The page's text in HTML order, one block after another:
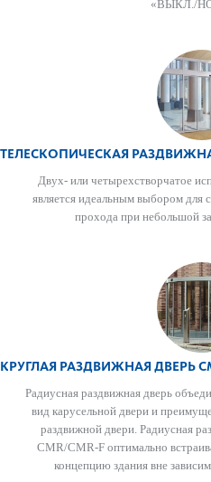
«ВЫКЛ./
ТЕЛЕСКОПИЧЕСКАЯ
Двух- или чет­ырехствор­чатое
является идеальным выбором для
прохода при небо­льшой
КРУГЛАЯ РАЗДВИЖНАЯ ДВЕРЬ
Радиусная раздвижная дверь
вид карусельной двери и
раздвижной двери. Радиусная
CMR/CMR-F оптимально
концепцию здания вне